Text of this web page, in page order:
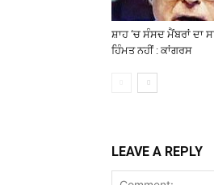
ਸ਼ਾਹ ‘ਚ ਸੰਸਦ ਮੈਂਬਰਾਂ ਦਾ
ਹਿੰਮਤ ਨਹੀਂ : ਕਾਂਗਰਸ
LEAVE A REPLY